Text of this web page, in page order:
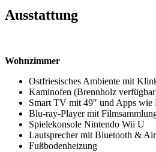
Ausstattung
Wohnzimmer
Ostfriesisches Ambiente mit
Kaminofen (Brennholz
Smart TV mit 49″ und Apps
Blu-ray-Player mit
Spielekonsole Nintendo Wii U
Lautsprecher mit Bluetooth &
Fußbodenheizung